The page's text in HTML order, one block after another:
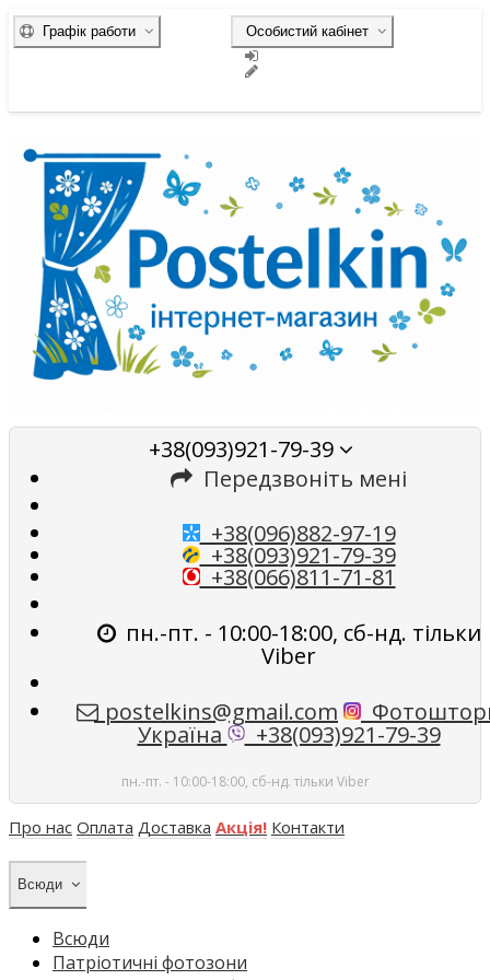
Особистий кабінет
Графік работи
+38(093)921-79-39
Передзвоніть мені
+38(096)882-97-19
+38(093)921-79-39
+38(066)811-71-81
пн.-пт. - 10:00-18:00, сб-нд. тільки
Viber
postelkins@gmail.com
Україна +38(093)921-79-39
пн.-пт. - 10:00-18:00, сб-нд. тільки Viber
Про нас Оплата Доставка Акція! Контакти
Всюди
Всюди
Патріотичні фотозони